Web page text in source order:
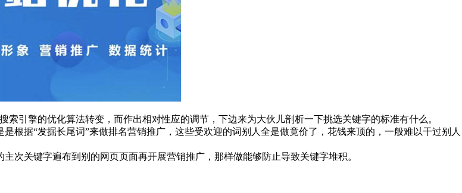
引擎的优化算法转变，而作出相对性应的调节，下边来为大伙儿剖析一下挑选关键字的标准有什么。
根据“发掘长尾词”来做排名营销推广，这些受欢迎的词别人全是做竟价了，花钱来顶的，一般难以干过别人
次关键字遍布到别的网页页面再开展营销推广，那样做能够防止导致关键字堆积。